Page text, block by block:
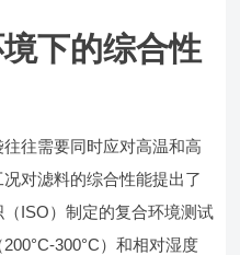
下的综合性
往需要同时应对高温和高
对滤料的综合性能提出了
ISO）制定的复合环境测试
300°C）和相对湿度